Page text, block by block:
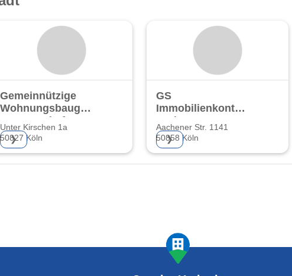
Gemeinnützige
Wohnungsbauge-
nossenschaft
Kölner
Unter Kirschen 1a
50827 Köln
❯
GS
Immobilienkontor
GmbH
Aachener Str. 1141
50858 Köln
❯